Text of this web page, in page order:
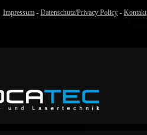
Impressum - Datenschutz/Privacy Policy - Kontakt